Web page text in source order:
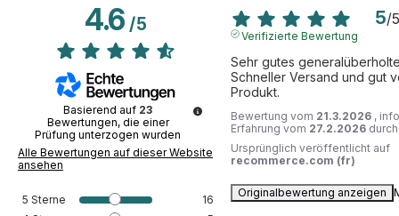
4.6/5
Basierend auf 23
Bewertungen, die einer
Prüfung unterzogen wurden
Alle Bewertungen auf dieser Website
ansehen
5 Sterne
16
5/5
Verifizierte Bewertung
Sehr gutes
Schneller Versand und gut
Produkt.
Bewertung vom 21.3.2026 ,
Erfahrung vom 27.2.2026
Ursprünglich veröffentlicht auf
recommerce.com (fr)
Originalbewertung anzeigen